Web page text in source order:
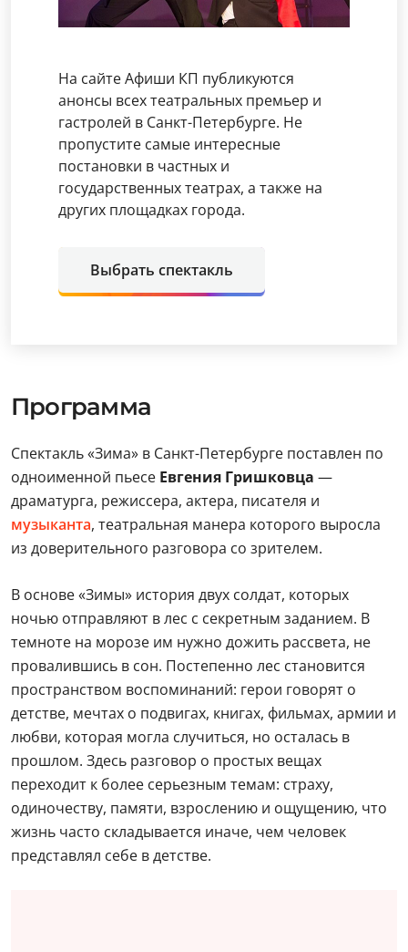
На сайте Афиши КП публикуются
анонсы всех театральных премьер и
гастролей в Санкт-Петербурге. Не
пропустите самые интересные
постановки в частных и
государственных театрах, а также на
других площадках города.
Выбрать спектакль
Программа
Спектакль «Зима» в Санкт-Петербурге поставлен по
одноименной пьесе Евгения Гришковца —
драматурга, режиссера, актера, писателя и
музыканта, театральная манера которого выросла
из доверительного разговора со зрителем.
В основе «Зимы» история двух солдат, которых
ночью отправляют в лес с секретным заданием. В
темноте на морозе им нужно дожить рассвета, не
провалившись в сон. Постепенно лес становится
пространством воспоминаний: герои говорят о
детстве, мечтах о подвигах, книгах, фильмах, армии и
любви, которая могла случиться, но осталась в
прошлом. Здесь разговор о простых вещах
переходит к более серьезным темам: страху,
одиночеству, памяти, взрослению и ощущению, что
жизнь часто складывается иначе, чем человек
представлял себе в детстве.